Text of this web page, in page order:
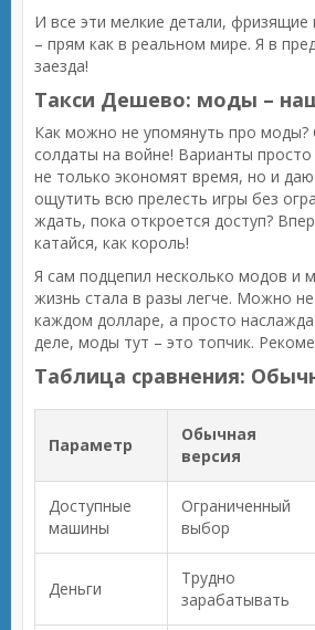
И все эти мелкие детали,
– прям как в реальном мире. Я в
заезда!
Такси Дешево: моды –
Как можно не упомянуть про моды?
солдаты на войне! Варианты
не только экономят время, но и
ощутить всю прелесть игры без
ждать, пока откроется доступ?
катайся, как король!
Я сам подцепил несколько модов и
жизнь стала в разы легче. Можно
каждом долларе, а просто
деле, моды тут – это топчик.
Таблица сравнения:
Параметр
Обычная
версия
Доступные
машины
Ограниченный
выбор
Деньги
Трудно
зарабатывать